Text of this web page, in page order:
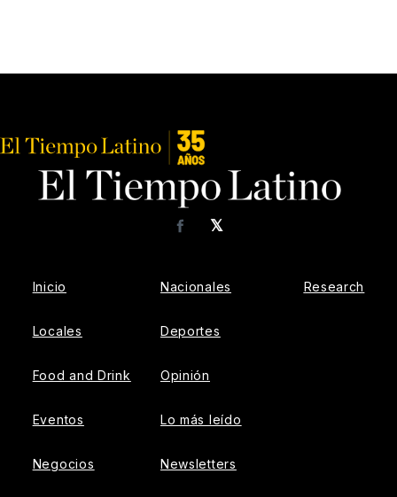
𝕏
Facebook
Inicio
Locales
Food and Drink
Eventos
Negocios
Nacionales
Deportes
Opinión
Lo más leído
Newsletters
Research